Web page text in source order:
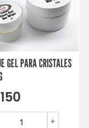
GEL PARA CRISTALES
150
+